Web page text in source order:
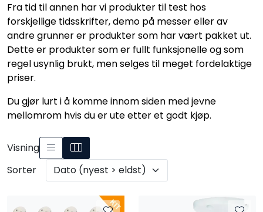
Fra tid til annen har vi produkter til test hos
forskjellige tidsskrifter, demo på messer eller av
andre grunner er produkter som har vært pakket ut.
Dette er produkter som er fullt funksjonelle og som
regel usynlig brukt, men selges til meget fordelaktige
priser.
Du gjør lurt i å komme innom siden med jevne
mellomrom hvis du er ute etter et godt kjøp.
Visning
Sorter
Kabler
Nettverk
Tilbehør
Merker